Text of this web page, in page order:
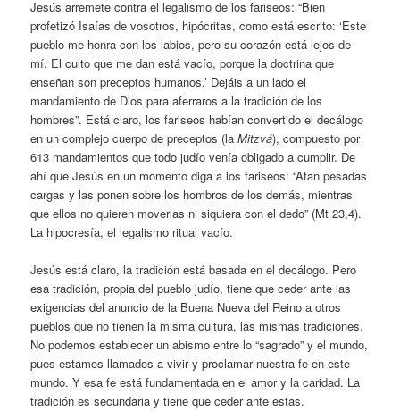
Jesús arremete contra el legalismo de los fariseos: “Bien
profetizó Isaías de vosotros, hipócritas, como está escrito: ‘Este
pueblo me honra con los labios, pero su corazón está lejos de
mí. El culto que me dan está vacío, porque la doctrina que
enseñan son preceptos humanos.’ Dejáis a un lado el
mandamiento de Dios para aferraros a la tradición de los
hombres”. Está claro, los fariseos habían convertido el decálogo
en un complejo cuerpo de preceptos (laMitzvá), compuesto por
613 mandamientos que todo judío venía obligado a cumplir. De
ahí que Jesús en un momento diga a los fariseos: “Atan pesadas
cargas y las ponen sobre los hombros de los demás, mientras
que ellos no quieren moverlas ni siquiera con el dedo” (Mt 23,4).
La hipocresía, el legalismo ritual vacío.
Jesús está claro, la tradición está basada en el decálogo. Pero
esa tradición, propia del pueblo judío, tiene que ceder ante las
exigencias del anuncio de la Buena Nueva del Reino a otros
pueblos que no tienen la misma cultura, las mismas tradiciones.
No podemos establecer un abismo entre lo “sagrado” y el mundo,
pues estamos llamados a vivir y proclamar nuestra fe en este
mundo. Y esa fe está fundamentada en el amor y la caridad. La
tradición es secundaria y tiene que ceder ante estas.